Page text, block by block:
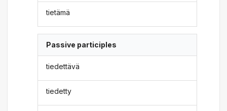
tietämä
Passive participles
tiedettävä
tiedetty